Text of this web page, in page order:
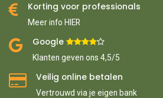
Korting voor professionals
Meer info HIER
Google ​
Klanten geven ons 4,5/5
Veilig online betalen
Vertrouwd via je eigen bank